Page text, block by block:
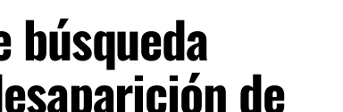
búsqueda
de